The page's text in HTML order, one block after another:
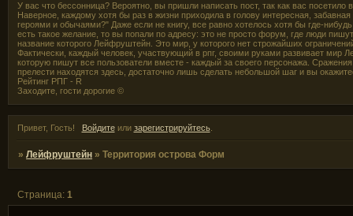
У вас что бессонница? Вероятно, вы пришли написать пост, так как вас посетило
Наверное, каждому хотя бы раз в жизни приходила в голову интересная,
героями и обычаями?" Даже если не книгу, все равно хотелось хотя бы где-
есть такое желание, то вы попали по адресу: это не просто форум, где люди
название которого Лейфруштейн. Это мир, у которого нет строжайших
Фактически, каждый человек, участвующий в рпг, своими руками развивает мир
которую пишут все пользователи вместе - каждый за своего персонажа.
прелести находятся здесь, достаточно лишь сделать небольшой шаг и вы
Рейтинг РПГ - R
Заходите, гости дорогие ©
Привет, Гость! Войдитеили зарегистрируйтесь.
»Лейфруштейн »Территория острова Форм
Страница:1